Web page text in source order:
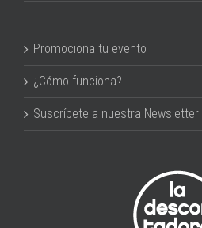
Promociona tu evento
¿Cómo funciona?
Suscríbete a nuestra Newsletter